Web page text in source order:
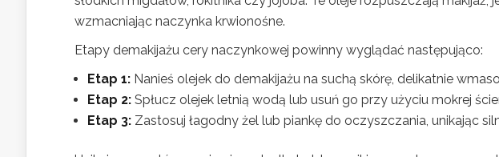
wzmacniając naczynka krwionośne.
Etapy demakijażu cery naczynkowej powinny wyglądać następująco:
Etap 1: Nanieś olejek do demakijażu na suchą skórę, delikatnie
Etap 2: Spłucz olejek letnią wodą lub usuń go przy użyciu mokrej
Etap 3: Zastosuj łagodny żel lub piankę do oczyszczania, unikając